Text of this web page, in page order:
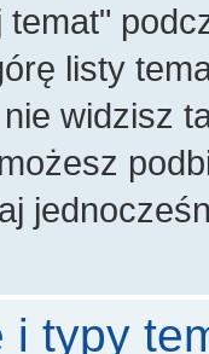
temat"
listy
widzisz
i typy